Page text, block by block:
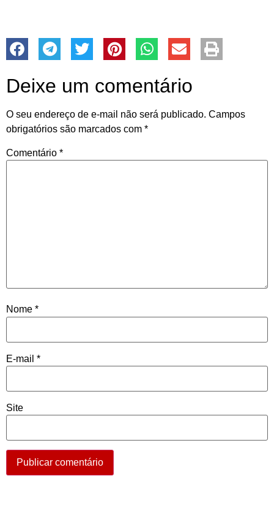
Deixe um comentário
O seu endereço de e-mail não será publicado. Campos
obrigatórios são marcados com *
Comentário *
Nome *
E-mail *
Site